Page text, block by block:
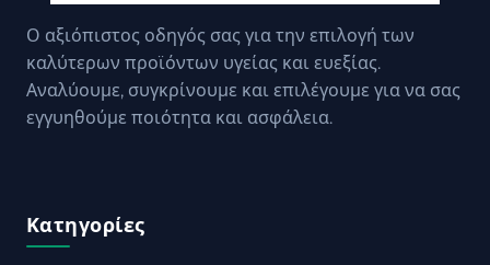
Ο αξιόπιστος οδηγός σας για την επιλογή των
καλύτερων προϊόντων υγείας και ευεξίας.
Αναλύουμε, συγκρίνουμε και επιλέγουμε για να σας
εγγυηθούμε ποιότητα και ασφάλεια.
Κατηγορίες